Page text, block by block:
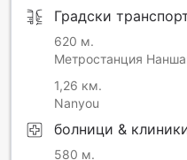
Градски
620 м.
Метростанция
1,26 км.
Nanyou
болници &
580 м.